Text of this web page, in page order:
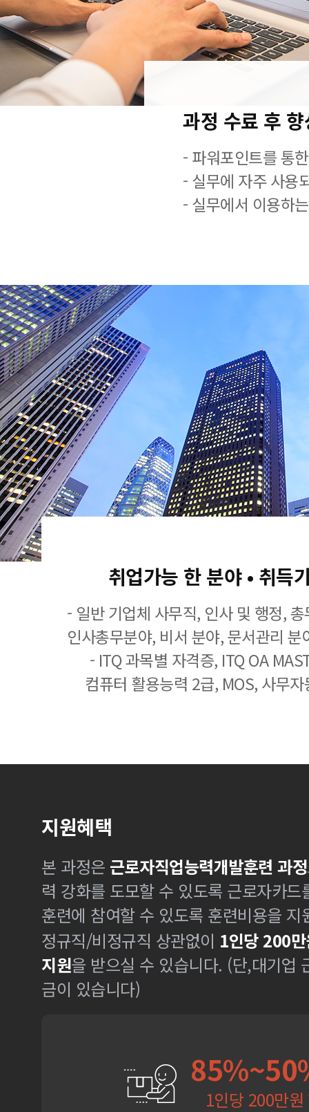
과정 수료 후
- 파워포인트를 통
- 실무에 자주 사용
- 실무에서 이용하
취업가능 한 분야 • 취득
- 일반 기업체 사무직, 인사 및 행정,
인사총무분야, 비서 분야, 문서관리
- ITQ 과목별 자격증, ITQ OA
컴퓨터 활용능력 2급, MOS, 사무
지원혜택
본 과정은 근로자직업능력개발훈련 과정
력 강화를 도모할 수 있도록 근로자카
훈련에 참여할 수 있도록 훈련비용을 지
정규직/비정규직 상관없이 1인당 200
지원을 받으실 수 있습니다. (단,대기업
금이 있습니다)
1인당 200만원